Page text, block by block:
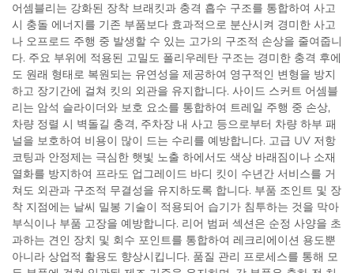
어셈블리는 강화된 장착 브래킷과 충격 흡수 구조를 통합하여 사고
시 충돌 에너지를 기존 부품보다 효과적으로 분산시켜 경미한 사고
나 오프로드 주행 중 발생할 수 있는 고가의 구조적 손상을 줄여줍니
다. 주요 부위에 적용된 고밀도 폴리우레탄 구조는 경미한 충격 후에
도 원래 형태로 복원되는 유연성을 제공하여 영구적인 변형을 방지
하고 장기간에 걸쳐 킷의 외관을 유지합니다. 사이드 스커트 어셈블
리는 암석 슬라이더와 보호 요소를 통합하여 트레일 주행 중 손상,
차량 정렬 시 벽돌길 충격, 주차장 내 사고 등으로부터 차량 하부 패
널을 보호하여 비용이 많이 드는 수리를 예방합니다. 고급 UV 저항
코팅과 안정제는 극심한 햇빛 노출 하에서도 색상 바래짐이나 소재
열화를 방지하여 프라도 업그레이드 바디 킷이 수년간 서비스를 거
쳐도 외관과 구조적 무결성을 유지하도록 합니다. 부품 조인트 및 장
착 지점에는 날씨 밀봉 기술이 적용되어 습기가 침투하는 것을 막아
부식이나 부품 고장을 예방합니다. 리어 범퍼 섹션은 순정 사양을 초
과하는 견인 장치 및 회수 포인트를 통합하여 레크리에이션 용도뿐
아니라 상업적 활용도 향상시킵니다. 품질 관리 프로세스를 통해 모